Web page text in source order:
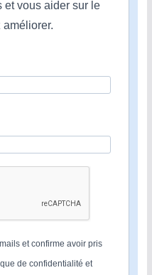
et vous aider sur le
et confirme avoir pris
de confidentialité et